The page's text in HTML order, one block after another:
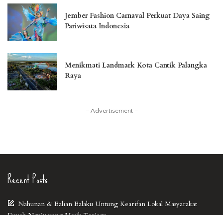
Jember Fashion Carnaval Perkuat Daya Saing
Pariwisata Indonesia
Menikmati Landmark Kota Cantik Palangka
Raya
– Advertisement –
Recent Posts
Nahunan & Balian Balaku Untung Kearifan Lokal Masyarakat